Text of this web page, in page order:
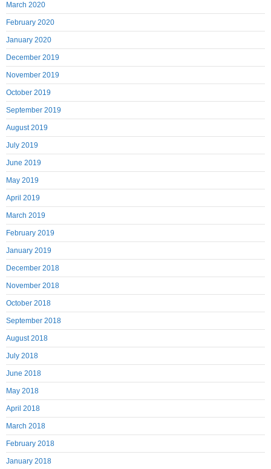
March 2020
February 2020
January 2020
December 2019
November 2019
October 2019
September 2019
August 2019
July 2019
June 2019
May 2019
April 2019
March 2019
February 2019
January 2019
December 2018
November 2018
October 2018
September 2018
August 2018
July 2018
June 2018
May 2018
April 2018
March 2018
February 2018
January 2018